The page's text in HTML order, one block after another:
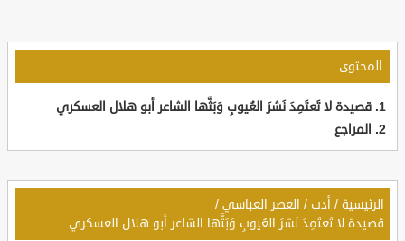
المحتوى
قصيدة لا تَعتَمِدَ نَشرَ العُيوبِ وَبَثَّها الشاعر أبو هلال العسكري
المراجع
الرئيسية / أدب / العصر العباسي /
قصيدة لا تَعتَمِدَ نَشرَ العُيوبِ وَبَثَّها الشاعر أبو هلال العسكري